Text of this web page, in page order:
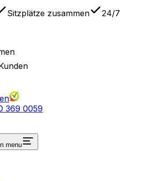
Sitzplätze zusammen
24/7
369 0059
menu